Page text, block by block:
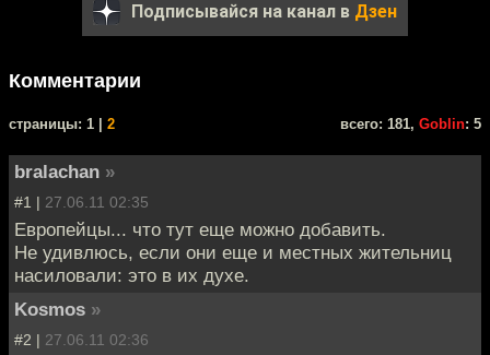
Подписывайся на канал в Дзен
Комментарии
cтраницы: 1 | 2 всего: 181, Goblin: 5
bralachan »
#1 | 27.06.11 02:35
Европейцы... что тут еще можно добавить.
Не удивлюсь, если они еще и местных жительниц
насиловали: это в их духе.
Kosmos »
#2 | 27.06.11 02:36